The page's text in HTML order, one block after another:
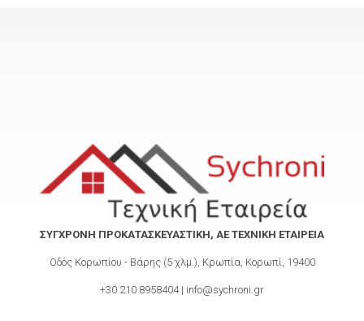
ΣΥΓΧΡΟΝΗ ΠΡΟΚΑΤΑΣΚΕΥΑΣΤΙΚΗ, ΑΕ ΤΕΧΝΙΚΗ ΕΤΑΙΡΕΙΑ
Οδός Κορωπίου - Βάρης (5 χλμ.), Κρωπία, Κορωπί, 19400
+30 210 8958404 | info@sychroni.gr